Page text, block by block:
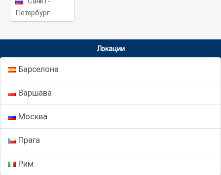
Петербург
Локации
Барселона
Варшава
Москва
Прага
Рим